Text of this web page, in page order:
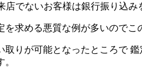
店でないお客様は銀行振り込み
求める悪質な例が多いのでこ
りが可能となったところで